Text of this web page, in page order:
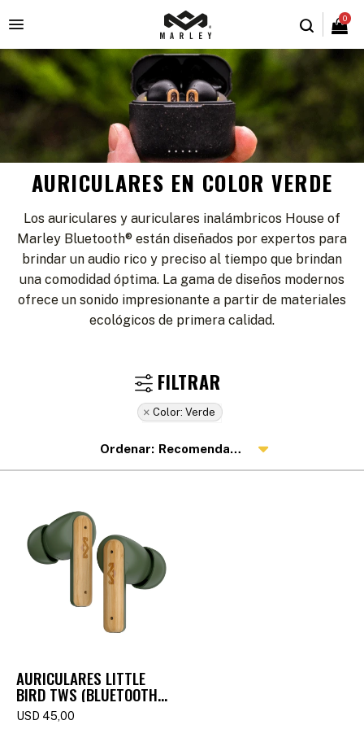
0

AURICULARES EN COLOR VERDE
Los auriculares y auriculares inalámbricos House of
Marley Bluetooth® están diseñados por expertos para
brindar un audio rico y preciso al tiempo que brindan
una comodidad óptima. La gama de diseños modernos
ofrece un sonido impresionante a partir de materiales
ecológicos de primera calidad.
Color: Verde
Recomendados
AURICULARES LITTLE
BIRD TWS (BLUETOOTH)
- GREEN
USD 45,00